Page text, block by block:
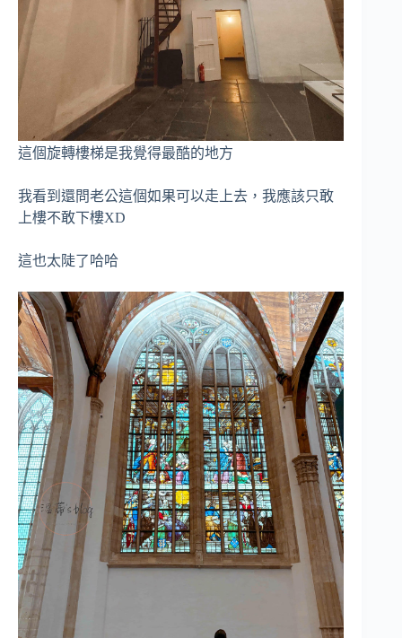
這個旋轉樓梯是我覺得最酷的地方
我看到還問老公這個如果可以走上去，我應該只敢
上樓不敢下樓XD
這也太陡了哈哈